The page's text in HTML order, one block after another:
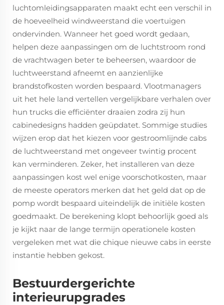
luchtomleidingsapparaten maakt echt een verschil in
de hoeveelheid windweerstand die voertuigen
ondervinden. Wanneer het goed wordt gedaan,
helpen deze aanpassingen om de luchtstroom rond
de vrachtwagen beter te beheersen, waardoor de
luchtweerstand afneemt en aanzienlijke
brandstofkosten worden bespaard. Vlootmanagers
uit het hele land vertellen vergelijkbare verhalen over
hun trucks die efficiënter draaien zodra zij hun
cabinedesigns hadden geüpdatet. Sommige studies
wijzen erop dat het kiezen voor gestroomlijnde cabs
de luchtweerstand met ongeveer twintig procent
kan verminderen. Zeker, het installeren van deze
aanpassingen kost wel enige voorschotkosten, maar
de meeste operators merken dat het geld dat op de
pomp wordt bespaard uiteindelijk de initiële kosten
goedmaakt. De berekening klopt behoorlijk goed als
je kijkt naar de lange termijn operationele kosten
vergeleken met wat die chique nieuwe cabs in eerste
instantie hebben gekost.
Bestuurdergerichte
interieurupgrades